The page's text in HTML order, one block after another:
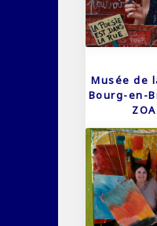
Musée de
Bourg-en-